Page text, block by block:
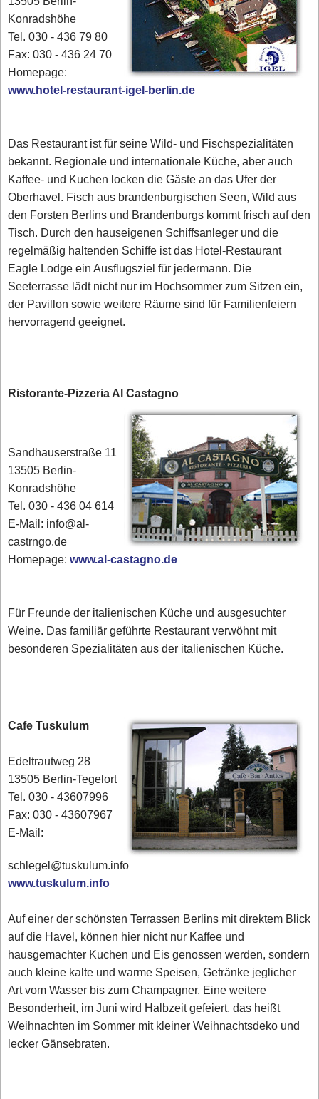
Konradshöhe
Tel. 030 - 436 79 80‎
Fax: 030 - 436 24 70
Homepage:
www.hotel-restaurant-igel-berlin.de
Das Restaurant ist für seine Wild- und Fischspezialitäten
bekannt. Regionale und internationale Küche, aber auch
Kaffee- und Kuchen locken die Gäste an das Ufer der
Oberhavel. Fisch aus brandenburgischen Seen, Wild aus
den Forsten Berlins und Brandenburgs kommt frisch auf den
Tisch. Durch den hauseigenen Schiffsanleger und die
regelmäßig haltenden Schiffe ist das Hotel-Restaurant
Eagle Lodge ein Ausflugsziel für jedermann. Die
Seeterrasse lädt nicht nur im Hochsommer zum Sitzen ein,
der Pavillon sowie weitere Räume sind für Familienfeiern
hervorragend geeignet.
Ristorante-Pizzeria Al Castagno
Sandhauserstraße 11
13505 Berlin-
Konradshöhe
Tel. 030 - 436 04 614
E-Mail: info@al-
castrngo.de
Homepage:www.al-castagno.de
Für Freunde der italienischen Küche und ausgesuchter
Weine. Das familiär geführte Restaurant verwöhnt mit
besonderen Spezialitäten aus der italienischen Küche.
Cafe Tuskulum
Edeltrautweg 28
13505 Berlin-Tegelort
Tel. 030 - 43607996
Fax: 030 - 43607967
E-Mail:
schlegel@tuskulum.info
www.tuskulum.info
Auf einer der schönsten Terrassen Berlins mit direktem Blick
auf die Havel, können hier nicht nur Kaffee und
hausgemachter Kuchen und Eis genossen werden, sondern
auch kleine kalte und warme Speisen, Getränke jeglicher
Art vom Wasser bis zum Champagner. Eine weitere
Besonderheit, im Juni wird Halbzeit gefeiert, das heißt
Weihnachten im Sommer mit kleiner Weihnachtsdeko und
lecker Gänsebraten.